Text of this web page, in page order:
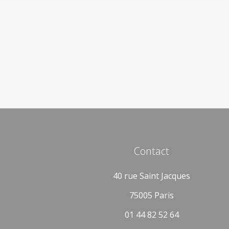
Contact
40 rue Saint Jacques
75005 Paris
01 44 82 52 64